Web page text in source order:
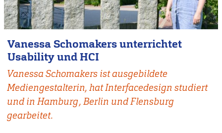
Vanessa Schomakers unterrichtet
Usability und HCI
Vanessa Schomakers ist ausgebildete
Mediengestalterin, hat Interfacedesign studiert
und in Hamburg, Berlin und Flensburg
gearbeitet.